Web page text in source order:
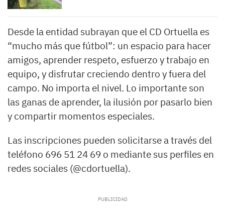
Desde la entidad subrayan que el CD Ortuella es
“mucho más que fútbol”: un espacio para hacer
amigos, aprender respeto, esfuerzo y trabajo en
equipo, y disfrutar creciendo dentro y fuera del
campo. No importa el nivel. Lo importante son
las ganas de aprender, la ilusión por pasarlo bien
y compartir momentos especiales.
Las inscripciones pueden solicitarse a través del
teléfono 696 51 24 69 o mediante sus perfiles en
redes sociales (@cdortuella).